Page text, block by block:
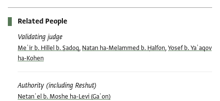
Related People
Validating judge
Meʾir b. Hillel b. Ṣadoq, Natan ha-Melammed b. Ḥalfon,Yosef b. Yaʿaqov
ha-Kohen
Authority (including Reshut)
Netanʾel b. Moshe ha-Levi (Gaʾon)